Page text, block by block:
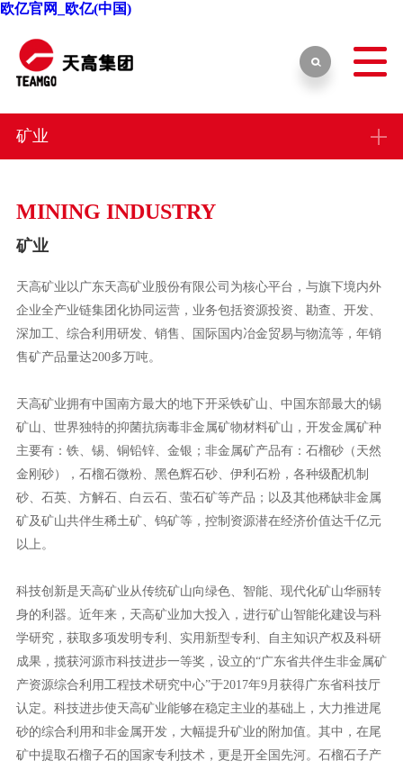
欧亿官网_欧亿(中国)
矿业
MINING INDUSTRY
矿业
天高矿业以广东天高矿业股份有限公司为核心平台，与旗下境内外
企业全产业链集团化协同运营，业务包括资源投资、勘查、开发、
深加工、综合利用研发、销售、国际国内冶金贸易与物流等，年销
售矿产品量达200多万吨。
天高矿业拥有中国南方最大的地下开采铁矿山、中国东部最大的锡
矿山、世界独特的抑菌抗病毒非金属矿物材料矿山，开发金属矿种
主要有：铁、锡、铜铅锌、金银；非金属矿产品有：石榴砂（天然
金刚砂），石榴石微粉、黑色辉石砂、伊利石粉，各种级配机制
砂、石英、方解石、白云石、萤石矿等产品；以及其他稀缺非金属
矿及矿山共伴生稀土矿、钨矿等，控制资源潜在经济价值达千亿元
以上。
科技创新是天高矿业从传统矿山向绿色、智能、现代化矿山华丽转
身的利器。近年来，天高矿业加大投入，进行矿山智能化建设与科
学研究，获取多项发明专利、实用新型专利、自主知识产权及科研
成果，揽获河源市科技进步一等奖，设立的“广东省共伴生非金属矿
产资源综合利用工程技术研究中心”于2017年9月获得广东省科技厅
认定。科技进步使天高矿业能够在稳定主业的基础上，大力推进尾
砂的综合利用和非金属开发，大幅提升矿业的附加值。其中，在尾
矿中提取石榴子石的国家专利技术，更是开全国先河。石榴石子产